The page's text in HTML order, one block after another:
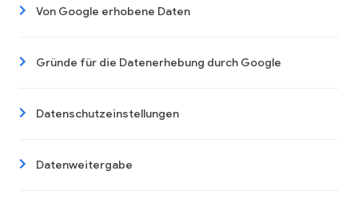
Von Google erhobene Daten
Gründe für die Datenerhebung durch Google
Datenschutzeinstellungen
Datenweitergabe